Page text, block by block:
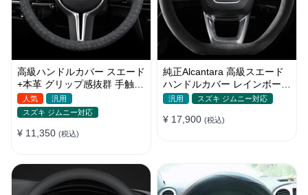
高級ハンドルカバー スエード
+本革 グリップ感抜群 手触れ
よし 滑り止め O形/D型 36-
40CM
人気
汎用
スズキ ジムニー対応
¥ 11,350 (税込)
純正Alcantara 高級スエード
ハンドルカバー レインボーリ
ボン 無臭 手触り おしゃれ
汎用 スズキ ジムニー対応
¥ 17,900 (税込)